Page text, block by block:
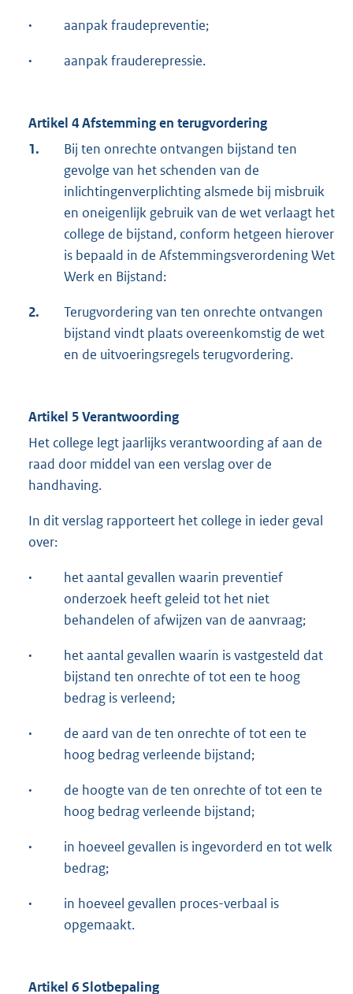
· aanpak fraudepreventie;
· aanpak frauderepressie.
Artikel 4 Afstemming en terugvordering
1.
Bij ten onrechte ontvangen bijstand ten
gevolge van het schenden van de
inlichtingenverplichting alsmede bij misbruik
en oneigenlijk gebruik van de wet verlaagt het
college de bijstand, conform hetgeen hierover
is bepaald in de Afstemmingsverordening Wet
Werk en Bijstand:
2.
Terugvordering van ten onrechte ontvangen
bijstand vindt plaats overeenkomstig de wet
en de uitvoeringsregels terugvordering.
Artikel 5 Verantwoording
Het college legt jaarlijks verantwoording af aan de
raad door middel van een verslag over de
handhaving.
In dit verslag rapporteert het college in ieder geval
over:
·
het aantal gevallen waarin preventief
onderzoek heeft geleid tot het niet
behandelen of afwijzen van de aanvraag;
·
het aantal gevallen waarin is vastgesteld dat
bijstand ten onrechte of tot een te hoog
bedrag is verleend;
·
de aard van de ten onrechte of tot een te
hoog bedrag verleende bijstand;
·
de hoogte van de ten onrechte of tot een te
hoog bedrag verleende bijstand;
·
in hoeveel gevallen is ingevorderd en tot welk
bedrag;
·
in hoeveel gevallen proces-verbaal is
opgemaakt.
Artikel 6 Slotbepaling